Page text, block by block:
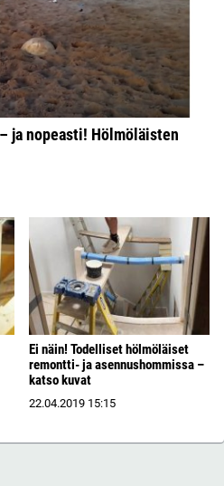
ja nopeasti! Hölmöläisten
Ei näin! Todelliset hölmöläiset
remontti- ja asennushommissa –
katso kuvat
22.04.2019 15:15